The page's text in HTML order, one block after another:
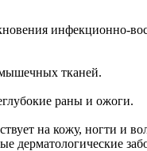
инфекционно-
тканей.
раны и ожоги.
на кожу, ногти и
дерматологические